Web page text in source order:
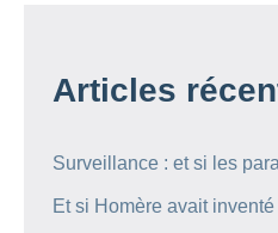
Articles
Surveillance : et si les
Et si Homère avait